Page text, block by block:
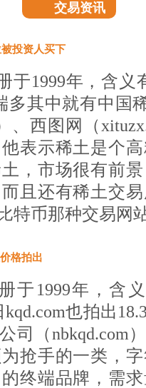
交易资讯
投资人买下
于1999年，含义
多其中就有中国
、西图网（
表示稀土是个
，市场很有前
且还有稀土交
特币那种交易网
格拍出
于1999年，含
也拍出
司（nbkqd.com
抢手的一类，
终端品牌，需